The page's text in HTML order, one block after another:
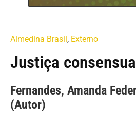
Almedina Brasil, Externo
Justiça
Fernandes, Amanda
(Autor)